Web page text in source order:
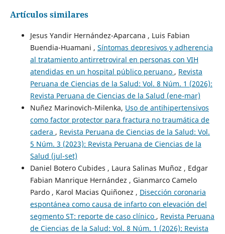
Artículos similares
Jesus Yandir Hernández-Aparcana , Luis Fabian
Buendia-Huamani , Síntomas depresivos y adherencia
al tratamiento antirretroviral en personas con VIH
atendidas en un hospital público peruano , Revista
Peruana de Ciencias de la Salud: Vol. 8 Núm. 1 (2026):
Revista Peruana de Ciencias de la Salud (ene-mar)
Nuñez Marinovich-Milenka, Uso de antihipertensivos
como factor protector para fractura no traumática de
cadera , Revista Peruana de Ciencias de la Salud: Vol.
5 Núm. 3 (2023): Revista Peruana de Ciencias de la
Salud (jul-set)
Daniel Botero Cubides , Laura Salinas Muñoz , Edgar
Fabian Manrique Hernández , Gianmarco Camelo
Pardo , Karol Macias Quiñonez , Disección coronaria
espontánea como causa de infarto con elevación del
segmento ST: reporte de caso clínico , Revista Peruana
de Ciencias de la Salud: Vol. 8 Núm. 1 (2026): Revista